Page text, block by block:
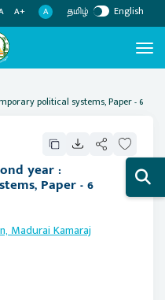
A+ A தமிழ் English
political systems, Paper - 6
year :
Paper - 6
Madurai Kamaraj